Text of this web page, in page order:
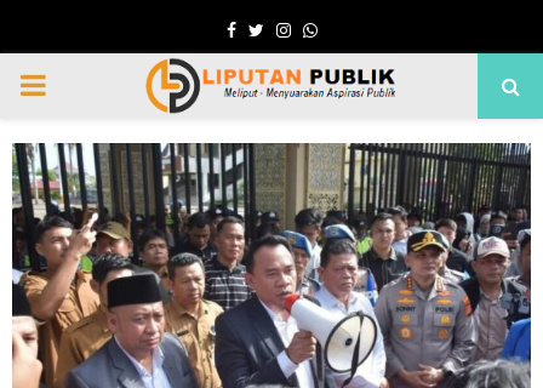
Facebook
TwitterInstagram
Whatsapp
PRIMARY
MENU